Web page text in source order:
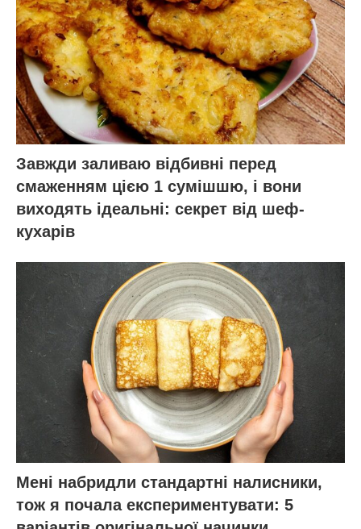
ЧИТАЙ ТАКОЖ:2 ложки на лійку води і
часник не впізнати: нуль жовтих стрілок все
літо, а головки ростуть розміром з кулак
Нагадаємо,Беру прозорий пакет і кладу в
раковину, коли їду з дому: трюк – хитрий,